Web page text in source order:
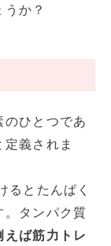
か？
ひとつであ
義されま
るとたんぱく
。タンパク質
えば筋力トレ